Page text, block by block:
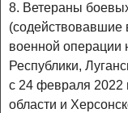
8. Ветераны
(содействовавшие
военной операции
Республики,
с 24 февраля 2022
области и